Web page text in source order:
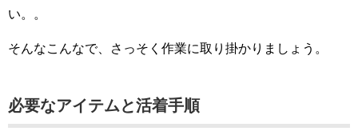
い。。
そんなこんなで、さっそく作業に取り掛かりましょう。
必要なアイテムと活着手順